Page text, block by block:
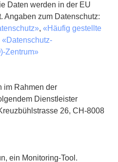
Daten werden in der EU
Angaben zum Datenschutz:
, «Häufig gestellte
«Datenschutz-
Zentrum»
im Rahmen der
Dienstleister
26, CH-8008
ein Monitoring-Tool.